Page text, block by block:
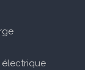
électrique